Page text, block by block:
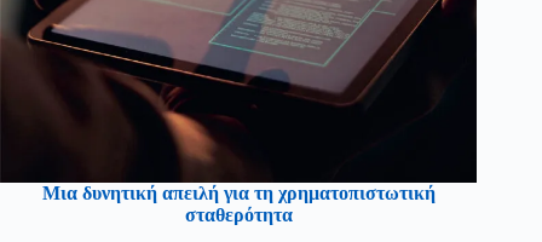
Μια δυνητική απειλή για τη χρηματοπιστωτική
σταθερότητα